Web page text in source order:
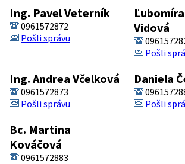
Ing. Pavel Veterník
0961572872
Pošli správu
Vidová
Pošli
Ing. Andrea Včelková
0961572873
Pošli správu
Daniela
Pošli
Bc. Martina
Kováčová
0961572883